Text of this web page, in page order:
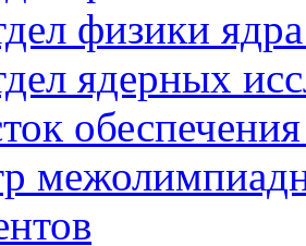
физики
ядерных